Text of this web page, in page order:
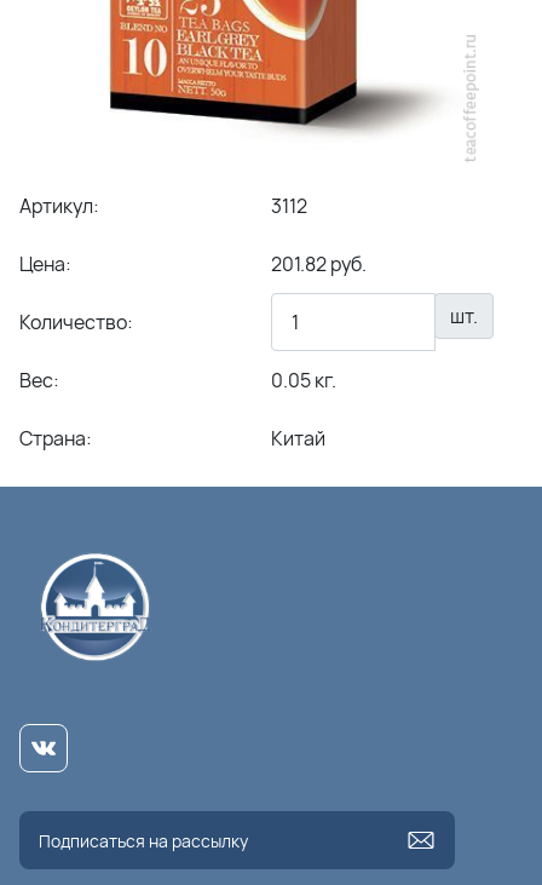
Артикул: 3112
Цена: 201.82 руб.
Количество: шт.
Вес: 0.05 кг.
Страна: Китай